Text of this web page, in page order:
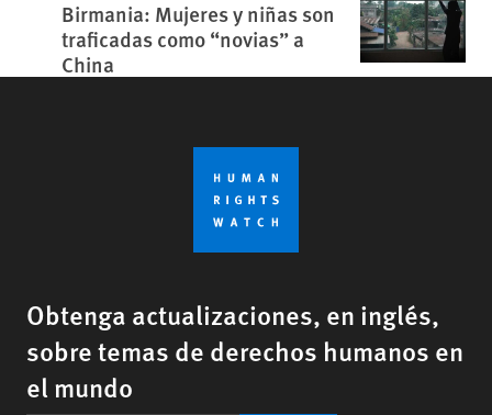
Birmania: Mujeres y niñas son
traficadas como “novias” a
China
Obtenga actualizaciones, en inglés,
sobre temas de derechos humanos en
el mundo